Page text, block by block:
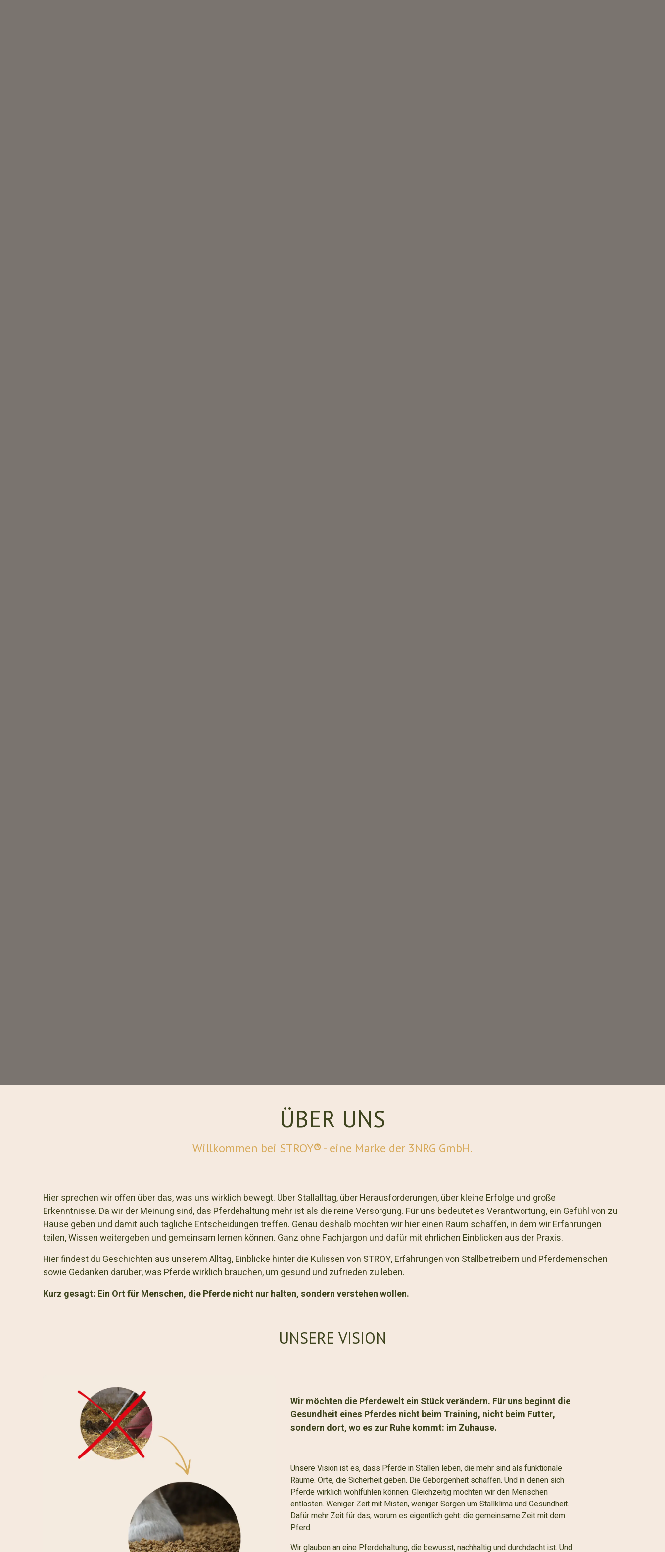
ÜBER UNS
Willkommen bei STROY® - eine Marke der 3NRG GmbH.
Hier sprechen wir offen über das, was uns wirklich bewegt. Über Stallalltag, über Herausforderungen, über kleine Erfolge und große
Erkenntnisse. Da wir der Meinung sind, das Pferdehaltung mehr ist als die reine Versorgung. Für uns bedeutet es Verantwortung, ein Gefühl von zu
Hause geben und damit auch tägliche Entscheidungen treffen. Genau deshalb möchten wir hier einen Raum schaffen, in dem wir Erfahrungen
teilen, Wissen weitergeben und gemeinsam lernen können. Ganz ohne Fachjargon und dafür mit ehrlichen Einblicken aus der Praxis.
Hier findest du Geschichten aus unserem Alltag, Einblicke hinter die Kulissen von STROY, Erfahrungen von Stallbetreibern und Pferdemenschen
sowie Gedanken darüber, was Pferde wirklich brauchen, um gesund und zufrieden zu leben.
Kurz gesagt: Ein Ort für Menschen, die Pferde nicht nur halten, sondern verstehen wollen.
UNSERE VISION
Wir möchten die Pferdewelt ein Stück verändern. Für uns beginnt die
Gesundheit eines Pferdes nicht beim Training, nicht beim Futter,
sondern dort, wo es zur Ruhe kommt: im Zuhause.
Unsere Vision ist es, dass Pferde in Ställen leben, die mehr sind als funktionale
Räume. Orte, die Sicherheit geben. Die Geborgenheit schaffen. Und in denen sich
Pferde wirklich wohlfühlen können. Gleichzeitig möchten wir den Menschen
entlasten. Weniger Zeit mit Misten, weniger Sorgen um Stallklima und Gesundheit.
Dafür mehr Zeit für das, worum es eigentlich geht: die gemeinsame Zeit mit dem
Pferd.
Wir glauben an eine Pferdehaltung, die bewusst, nachhaltig und durchdacht ist. Und